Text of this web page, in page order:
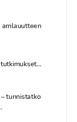
amlauutteen
tunnistatko